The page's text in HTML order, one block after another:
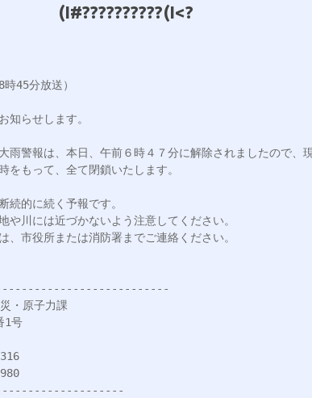
(I#??????????(I<?
45分放送）
知らせします。
雨警報は、本日、午前６時４７分に解除されましたので、
をもって、全て閉鎖いたします。
続的に続く予報です。
や川には近づかないよう注意してください。
、市役所または消防署までご連絡ください。
・原子力課
1号